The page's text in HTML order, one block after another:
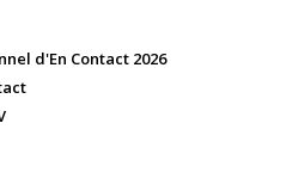
d'En Contact 2026